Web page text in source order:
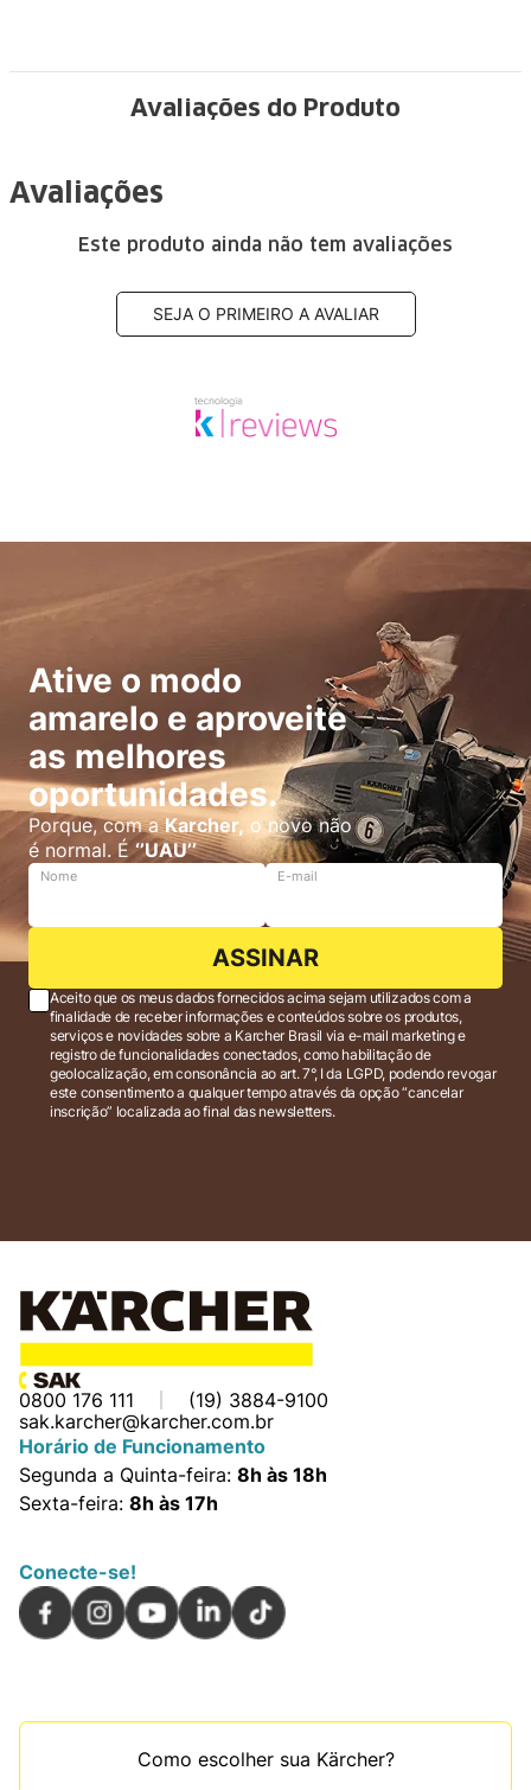
Avaliações do Produto
Avaliações
Este produto ainda não tem avaliações
SEJA O PRIMEIRO A AVALIAR
Ative o modo
amarelo e aproveite
as melhores
oportunidades.
Porque, com aKarcher, o novo não
é normal. É‘’UAU’’
Nome E-mail
ASSINAR
Aceito que os meus dados fornecidos acima sejam utilizados com a
finalidade de receber informações e conteúdos sobre os produtos,
serviços e novidades sobre a Karcher Brasil via e-mail marketing e
registro de funcionalidades conectados, como habilitação de
geolocalização, em consonância ao art. 7°, I da LGPD, podendo revogar
este consentimento a qualquer tempo através da opção “cancelar
inscrição” localizada ao final das newsletters.
0800 176 111
(19) 3884-9100
sak.karcher@karcher.com.br
Horário de Funcionamento
Segunda a Quinta-feira: 8h às 18h
Sexta-feira: 8h às 17h
Conecte-se!
Como escolher sua Kärcher?